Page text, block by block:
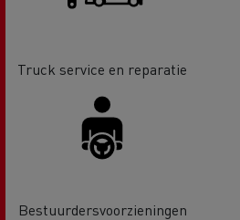
Truck service en reparatie
Bestuurdersvoorzieningen